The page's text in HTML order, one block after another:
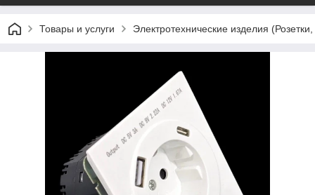
Товары и услуги Электротехнические изделия